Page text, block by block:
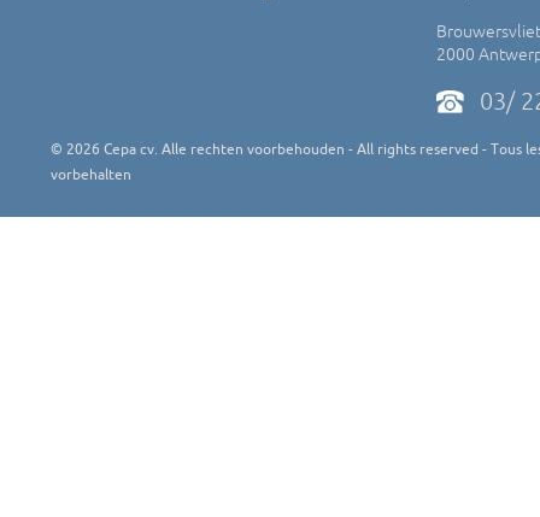
2000
03/
© 2026 Cepa cv. Alle rechten voorbehouden - All rights reserved - Tous
vorbehalten